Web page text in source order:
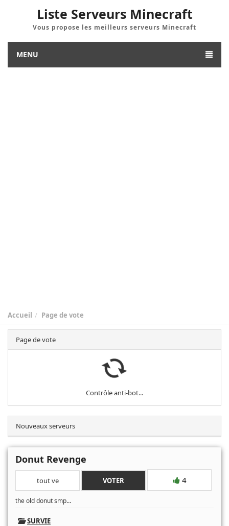
Liste Serveurs Minecraft
Vous propose les meilleurs serveurs Minecraft
MENU
Accueil Page de vote
Page de vote
Contrôle anti-bot...
Nouveaux serveurs
Donut Revenge
tout ve VOTER 4
the old donut smp...
SURVIE